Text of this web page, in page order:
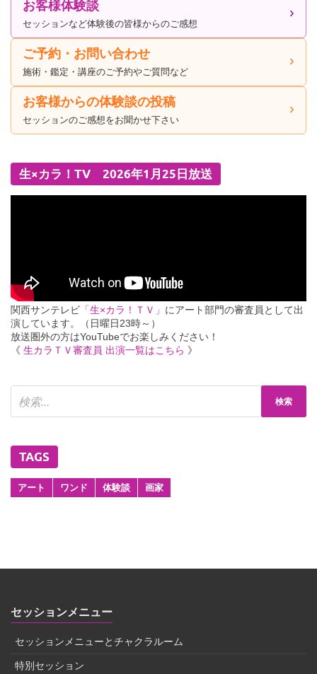
お客様体験談
セッションなど体験後の皆様からのご感想
ご予約・お問い合わせ
施術・鑑定・講座のご予約やご質問など
お客様からの体験談の投稿
セッションのご感想をお聞かせ下さい
生×カラ！TV 2026年1月25日放送
関西サンテレビ 「生×カラ！ＴＶ」 にアート部門の審査員として出
演しています。（日曜日23時～）
放送圏外の方はYouTubeでお楽しみください！
《 生カラＴＶ審査員 出演一覧はこちら 》
TAGS
アート ワンド 体験談 画家
セッションメニュー
セッションメニューとチャクラルーム
特別セッション